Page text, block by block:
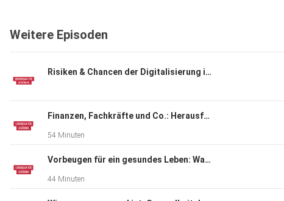
Weitere Episoden
Risiken & Chancen der Digitalisierung in der Medizin
Finanzen, Fachkräfte und Co.: Herausforderungen im Gesundheitswesen
54 Minuten
Vorbeugen für ein gesundes Leben: Warum Prävention so wichtig ist
44 Minuten